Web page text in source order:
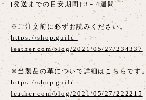
[発送までの目安期間] 3～4週間
※ご注文前に必ずお読みください。
https://shop.guild-
leather.com/blog/2021/05/27/234337
※当製品の革について詳細はこちらです。
https://shop.guild-
leather.com/blog/2021/05/27/222215